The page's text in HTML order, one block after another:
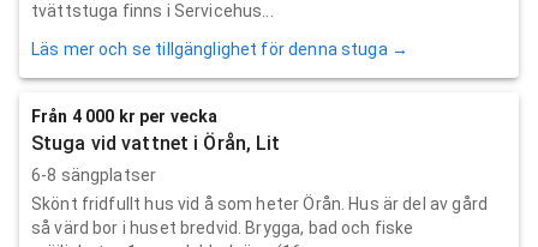
tvättstuga finns i Servicehus...
Läs mer och se tillgänglighet för denna stuga →
Från 4 000 kr per vecka
Stuga vid vattnet i Örån, Lit
6-8 sängplatser
Skönt fridfullt hus vid å som heter Örån. Hus är del av gård
så värd bor i huset bredvid. Brygga, bad och fiske